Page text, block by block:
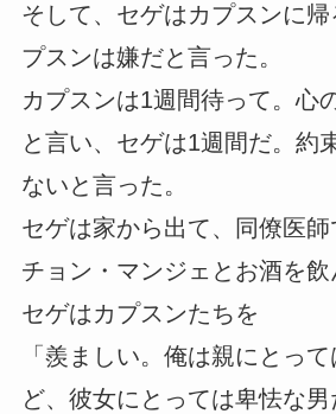
そして、セゲはカプスンに
プスンは嫌だと言った。
カプスンは1週間待って。心
と言い、セゲは1週間だ。約
ないと言った。
セゲは家から出て、同僚医
チョン・マンジェとお酒を飲
セゲはカプスンたちを
「羨ましい。俺は親にとっ
ど、彼女にとっては卑怯な男